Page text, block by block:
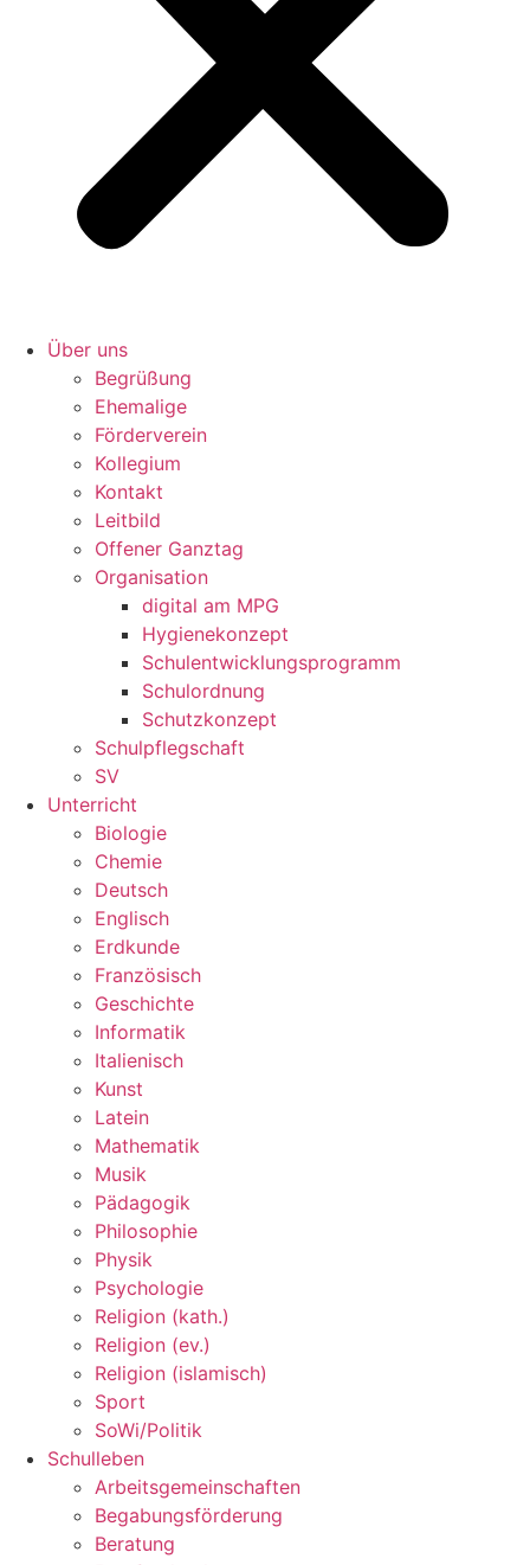
Über uns
Begrüßung
Ehemalige
Förderverein
Kollegium
Kontakt
Leitbild
Offener Ganztag
Organisation
digital am MPG
Hygienekonzept
Schulentwicklungsprogramm
Schulordnung
Schutzkonzept
Schulpflegschaft
SV
Unterricht
Biologie
Chemie
Deutsch
Englisch
Erdkunde
Französisch
Geschichte
Informatik
Italienisch
Kunst
Latein
Mathematik
Musik
Pädagogik
Philosophie
Physik
Psychologie
Religion (kath.)
Religion (ev.)
Religion (islamisch)
Sport
SoWi/Politik
Schulleben
Arbeitsgemeinschaften
Begabungsförderung
Beratung